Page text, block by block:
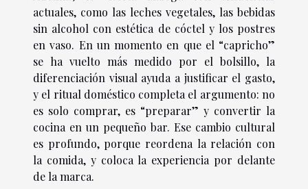
actuales, como las leches vegetales, las bebidas
sin alcohol con estética de cóctel y los postres
en vaso. En un momento en que el “capricho”
se ha vuelto más medido por el bolsillo, la
diferenciación visual ayuda a justificar el gasto,
y el ritual doméstico completa el argumento: no
es solo comprar, es “preparar” y convertir la
cocina en un pequeño bar. Ese cambio cultural
es profundo, porque reordena la relación con
la comida, y coloca la experiencia por delante
de la marca.